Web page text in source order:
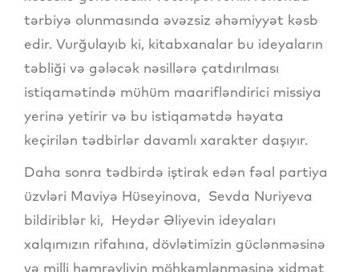
tərbiyə olunmasında əvəzsiz əhəmiyyət kəsb
edir. Vurğulayıb ki, kitabxanalar bu ideyaların
təbliği və gələcək nəsillərə çatdırılması
istiqamətində mühüm maarifləndirici missiya
yerinə yetirir və bu istiqamətdə həyata
keçirilən tədbirlər davamlı xarakter daşıyır.
Daha sonra tədbirdə iştirak edən fəal partiya
üzvləri Maviyə Hüseyinova, Sevda Nuriyeva
bildiriblər ki, Heydər Əliyevin ideyaları
xalqımızın rifahına, dövlətimizin güclənməsinə
və milli həmrəyliyin möhkəmlənməsinə xidmət